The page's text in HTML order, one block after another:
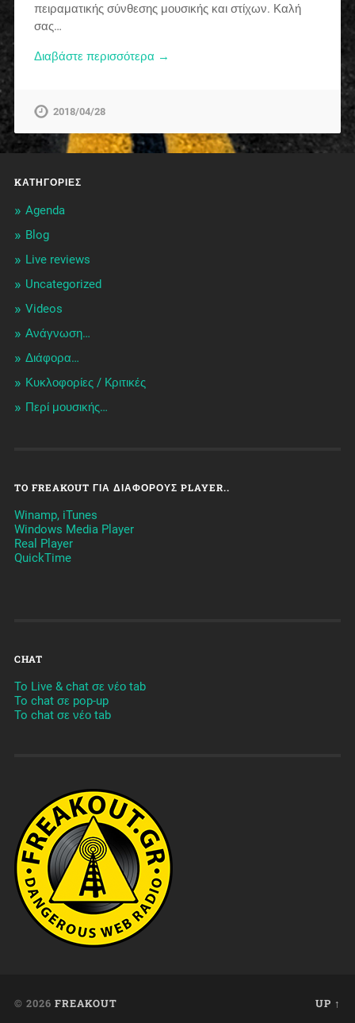
πειραματικής σύνθεσης μουσικής και στίχων. Καλή
σας…
Διαβάστε περισσότερα →
2018/04/28
KΑΤΗΓΟΡΊΕΣ
Agenda
Blog
Live reviews
Uncategorized
Videos
Ανάγνωση…
Διάφορα…
Κυκλοφορίες / Kριτικές
Περί μουσικής…
TO FREAKOUT ΓΙΑ ΔΙΆΦΟΡΟΥΣ PLAYER..
Winamp, iTunes
Windows Media Player
Real Player
QuickTime
CHAT
To Live & chat σε νέο tab
To chat σε pop-up
To chat σε νέο tab
© 2026 FREAKOUT UP ↑